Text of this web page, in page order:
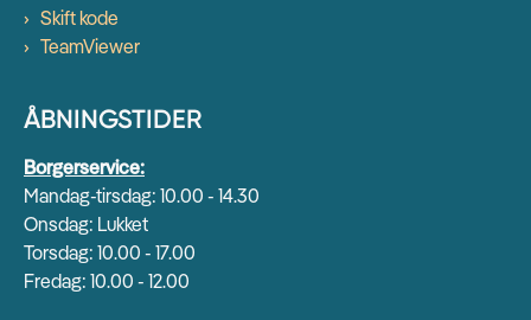
Skift kode
TeamViewer
ÅBNINGSTIDER
Borgerservice:
Mandag-tirsdag: 10.00 - 14.30
Onsdag: Lukket
Torsdag: 10.00 - 17.00
Fredag: 10.00 - 12.00